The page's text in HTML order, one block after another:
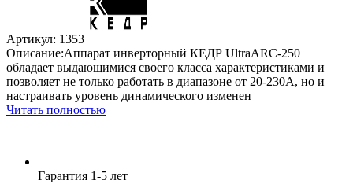
Артикул: 1353
Описание:Аппарат инверторный КЕДР UltraARC-250
обладает выдающимися своего класса характеристиками и
позволяет не только работать в диапазоне от 20-230А, но и
настраивать уровень динамического изменен
Читать полностью
Гарантия 1-5 лет